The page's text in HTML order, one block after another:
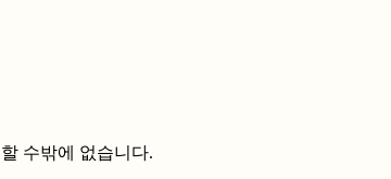
수밖에 없습니다.